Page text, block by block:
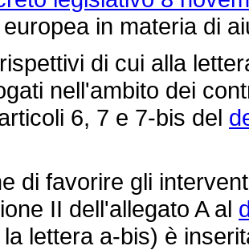
in materia di
di cui alla
nell'ambito dei
6, 7 e 7-bis del
di favorire gli
II dell'allegato A al
lettera a-bis) è